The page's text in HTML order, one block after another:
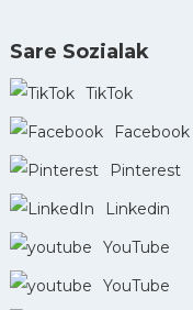
Sare Sozialak
TikTok
Facebook
Pinterest
Linkedin
YouTube
YouTube